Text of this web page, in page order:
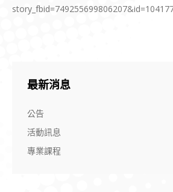
最新消息
公告
活動訊息
專業課程